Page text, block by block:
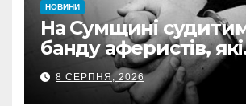
НОВИНИ
На Сумщині
банду аферистів, які
виманили у
понад 1 млн грн
8 СЕРПНЯ, 2026